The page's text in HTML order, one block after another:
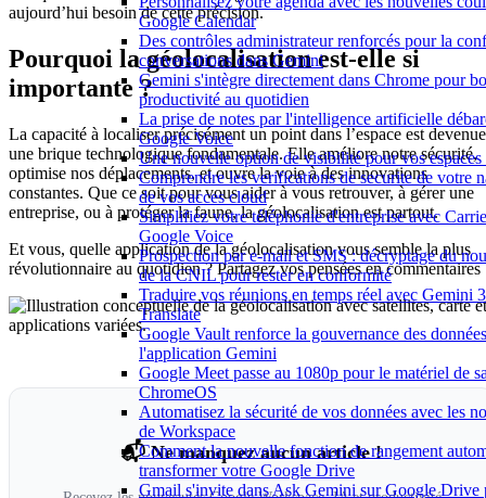
Google Calendar
Des contrôles administrateur renforcés pour la
conversations dans Gemini
Gemini s'intègre directement dans Chrome pour
productivité au quotidien
La prise de notes par l'intelligence artificielle
Google Voice
Une nouvelle option de visibilité pour vos
Comprendre les verifications de securite de votre
de vos acces cloud
Simplifiez votre téléphonie d'entreprise avec
Google Voice
Prospection par e-mail et SMS : décryptage du
de la CNIL pour rester en conformité
Traduire vos réunions en temps réel avec Gemini
Translate
Google Vault renforce la gouvernance des
l'application Gemini
Google Meet passe au 1080p pour le matériel de
ChromeOS
Automatisez la sécurité de vos données avec les
de Workspace
Comment la nouvelle fonction de rangement
transformer votre Google Drive
Gmail s'invite dans Ask Gemini sur Google Drive
aujourd’hui besoin de cette précision.
Pourquoi la géolocalisation est-elle si
importante ?
La capacité à localiser précisément un point dans l’espace est devenue
une brique technologique fondamentale. Elle améliore notre sécurité,
optimise nos déplacements, et ouvre la voie à des innovations
constantes. Que ce soit pour vous aider à vous retrouver, à gérer une
entreprise, ou à protéger la faune, la géolocalisation est partout.
Et vous, quelle application de la géolocalisation vous semble la plus
révolutionnaire au quotidien ? Partagez vos pensées en commentaires
📬 Ne manquez aucun article !